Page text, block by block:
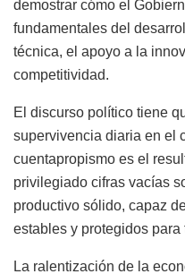
demostrar cómo el
fundamentales del
técnica, el apoyo a la
competitividad.
El discurso político tiene
supervivencia diaria en el
cuentapropismo es el
privilegiado cifras vacías
productivo sólido, capaz
estables y protegidos
La ralentización de la